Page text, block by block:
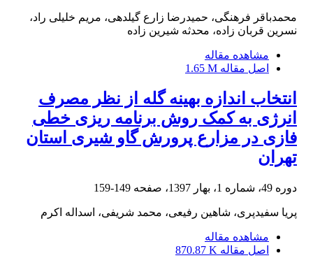
محمدباقر فرهنگی، حمیدرضا زارع گیلدهی، مریم خلیلی راد،
نسرین قربان زاده، محدثه شیرین زاده
مشاهده مقاله
اصل مقاله 1.65 M
انتخاب اندازه بهینه گله از نظر مصرف
انرژی به کمک روش برنامه ریزی خطی
فازی در مزارع پرورش گاو شیری استان
تهران
دوره 49، شماره 1، بهار 1397، صفحه 149-159
پریا سفیدپری، شاهین رفیعی، محمد شریفی، اسداله اکرم
مشاهده مقاله
اصل مقاله 870.87 K